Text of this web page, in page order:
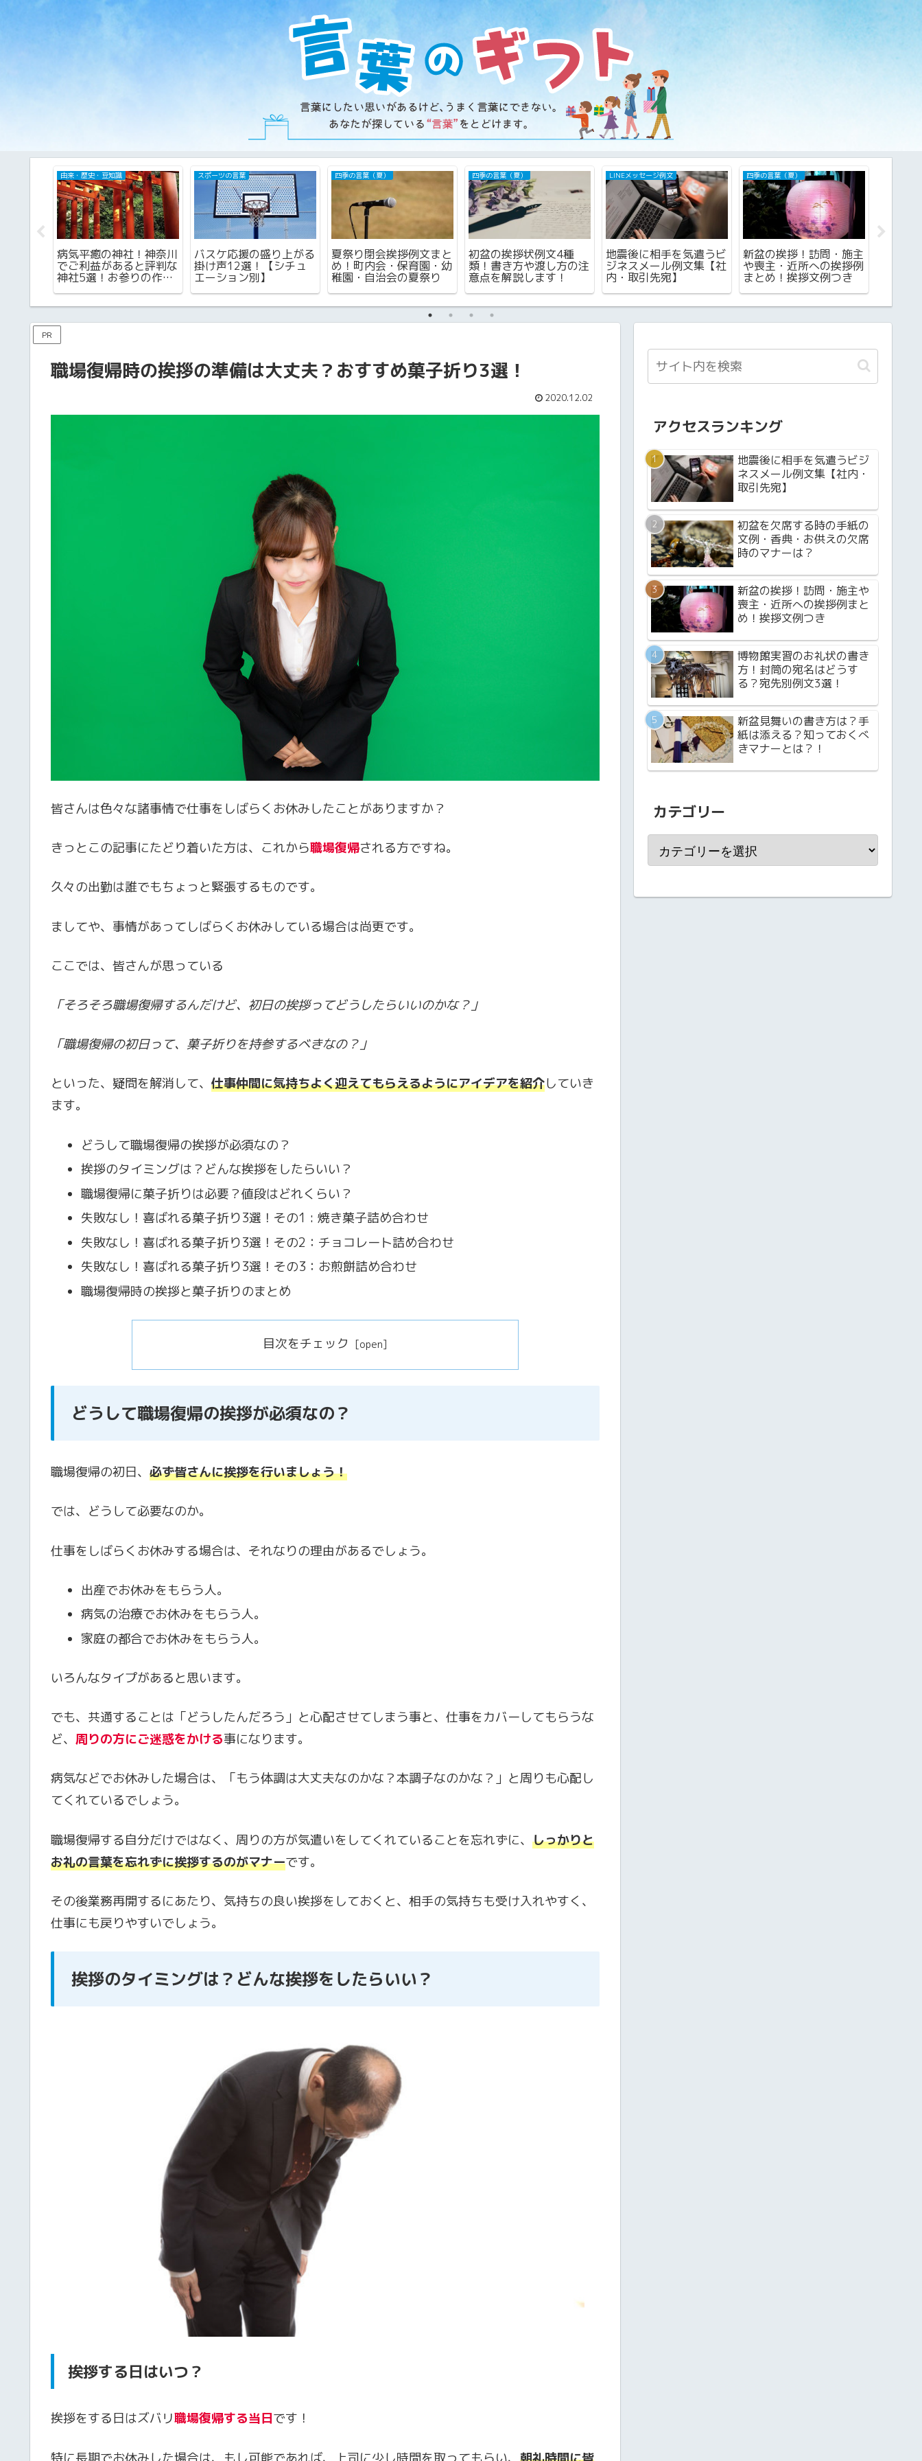
仕事・職場の言葉
博物館実習のお礼状の書
き方！封筒の宛名はどう
する？宛先別例文3選！
お金の言葉
おひねりの作り方解説！
シンプルな包み方から扇
子や首飾りまで！
学習・勉強の言葉
防火ポスターの書き方小
学生編！コンクールに入
選するには？標語はどう
する？
家庭の日ポスターの書き
方小学生編！コンクール
に入選する基準は？簡単
に書くコツは？
由来・歴史・豆知識
水中コイン落としの確率
を上げるコツは、指の離
し方にあった！
四季の言葉（夏）
新盆見舞いの書き方は？
手紙は添える？知ってお
くべきマナーとは？！
PR
職場復帰時の挨拶の準備は大丈夫？おすすめ菓子折り3選！
2020.12.02
皆さんは色々な諸事情で仕事をしばらくお休みしたことがありますか？
きっとこの記事にたどり着いた方は、これから職場復帰される方ですね。
久々の出勤は誰でもちょっと緊張するものです。
ましてや、事情があってしばらくお休みしている場合は尚更です。
ここでは、皆さんが思っている
「そろそろ職場復帰するんだけど、初日の挨拶ってどうしたらいいのかな？」
「職場復帰の初日って、菓子折りを持参するべきなの？」
といった、疑問を解消して、 仕事仲間に気持ちよく迎えてもらえるようにアイデアを紹介していき
ます。
どうして職場復帰の挨拶が必須なの？
挨拶のタイミングは？どんな挨拶をしたらいい？
職場復帰に菓子折りは必要？値段はどれくらい？
失敗なし！喜ばれる菓子折り3選！その1 : 焼き菓子詰め合わせ
失敗なし！喜ばれる菓子折り3選！その2：チョコレート詰め合わせ
失敗なし！喜ばれる菓子折り3選！その3：お煎餅詰め合わせ
職場復帰時の挨拶と菓子折りのまとめ
目次をチェック
どうして職場復帰の挨拶が必須なの？
職場復帰の初日、 必ず皆さんに挨拶を行いましょう！
では、どうして必要なのか。
仕事をしばらくお休みする場合は、それなりの理由があるでしょう。
出産でお休みをもらう人。
病気の治療でお休みをもらう人。
家庭の都合でお休みをもらう人。
いろんなタイプがあると思います。
でも、共通することは「どうしたんだろう」と心配させてしまう事と、仕事をカバーしてもらうな
ど、 周りの方にご迷惑をかける事になります。
病気などでお休みした場合は、「もう体調は大丈夫なのかな？本調子なのかな？」と周りも心配し
てくれているでしょう。
職場復帰する自分だけではなく、周りの方が気遣いをしてくれていることを忘れずに、 しっかりと
お礼の言葉を忘れずに挨拶するのがマナーです。
その後業務再開するにあたり、気持ちの良い挨拶をしておくと、相手の気持ちも受け入れやすく、
仕事にも戻りやすいでしょう。
挨拶のタイミングは？どんな挨拶をしたらいい？
挨拶する日はいつ？
挨拶をする日はズバリ職場復帰する当日です！
アクセスランキング
地震後に相手を気遣うビジ
ネスメール例文集【社内・
取引先宛】
初盆を欠席する時の手紙の
文例・香典・お供えの欠席
時のマナーは？
新盆の挨拶！訪問・施主や
喪主・近所への挨拶例まと
め！挨拶文例つき
博物館実習のお礼状の書き
方！封筒の宛名はどうす
る？宛先別例文3選！
新盆見舞いの書き方は？手
紙は添える？知っておくべ
きマナーとは？！
カテゴリー